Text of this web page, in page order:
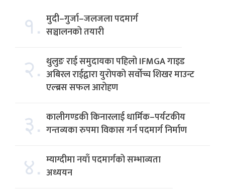
१. मुदी–गुर्जा–जलजला पदमार्ग
सञ्चालनको तयारी
२. थुलुङ राई समुदायका पहिलो IFMGA गाइड
अबिरल राईद्वारा युरोपको सर्वोच्च शिखर माउन्ट
एल्ब्रस सफल आरोहण
३. कालीगण्डकी किनारलाई धार्मिक–पर्यटकीय
गन्तव्यका रुपमा विकास गर्न पदमार्ग निर्माण
४. म्याग्दीमा नयाँ पदमार्गको सम्भाव्यता
अध्ययन